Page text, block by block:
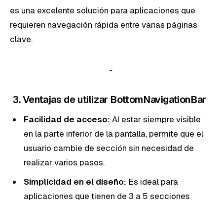
es una excelente solución para aplicaciones que
requieren navegación rápida entre varias páginas
clave.
3. Ventajas de utilizar BottomNavigationBar
Facilidad de acceso: Al estar siempre visible
en la parte inferior de la pantalla, permite que el
usuario cambie de sección sin necesidad de
realizar varios pasos.
Simplicidad en el diseño: Es ideal para
aplicaciones que tienen de 3 a 5 secciones